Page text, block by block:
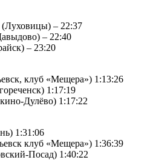
(Луховицы) – 22:37
– 22:40
– 23:20
клуб «Мещера») 1:13:26
1:17:19
Дулёво) 1:17:22
1:31:06
клуб «Мещера») 1:36:39
Посад) 1:40:22